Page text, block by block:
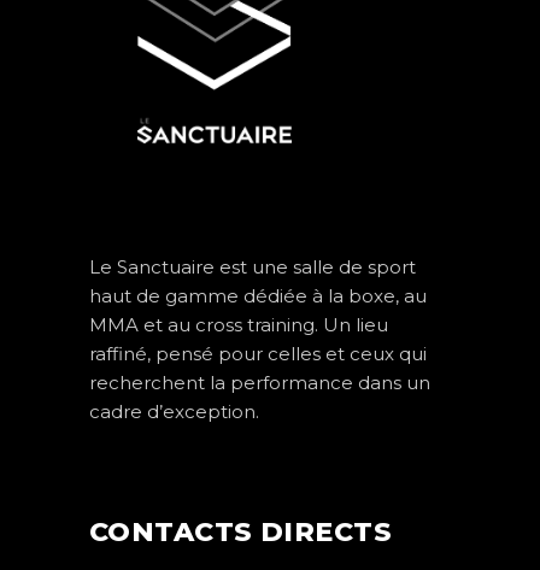
Le Sanctuaire est une salle de sport
haut de gamme dédiée à la boxe, au
MMA et au cross training. Un lieu
raffiné, pensé pour celles et ceux qui
recherchent la performance dans un
cadre d’exception.
CONTACTS DIRECTS